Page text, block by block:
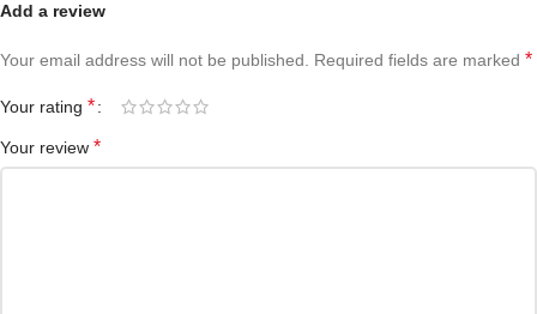
Add a review
Your email address will not be published. Required fields are marked *
Your rating *
Your review *